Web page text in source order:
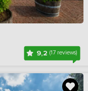
9,2(17 reviews)